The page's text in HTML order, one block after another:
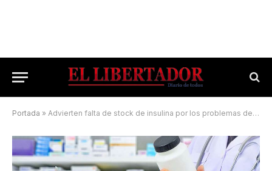
Portada » Advierten falta de stock de insulina por los problemas de importación